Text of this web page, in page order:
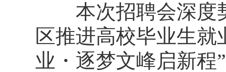
本次招聘会深度契
区推进高校毕业生
业・逐梦文峰启新程